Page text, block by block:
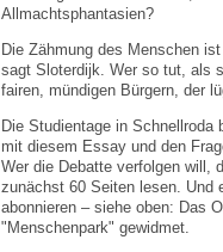
Allmachtsphantasien?
Die Zähmung des Menschen
sagt Sloterdijk. Wer so tut, als
fairen, mündigen Bürgern, der
Die Studientage in Schnellroda
mit diesem Essay und den
Wer die Debatte verfolgen will,
zunächst 60 Seiten lesen. Und
abonnieren – siehe oben: Das
"Menschenpark" gewidmet.